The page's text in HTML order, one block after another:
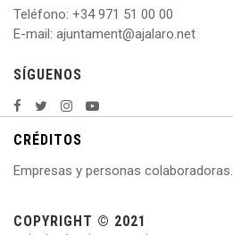
Teléfono: +34 971 51 00 00
E-mail: ajuntament@ajalaro.net
SÍGUENOS
CRÉDITOS
Empresas y personas colaboradoras.
COPYRIGHT © 2021